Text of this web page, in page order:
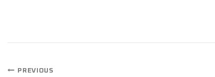
PREVIOUS